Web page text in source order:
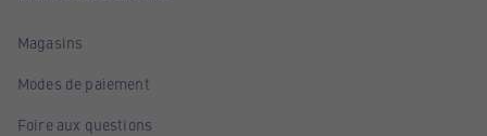
Magasins
Modes de paiement
Foire aux questions